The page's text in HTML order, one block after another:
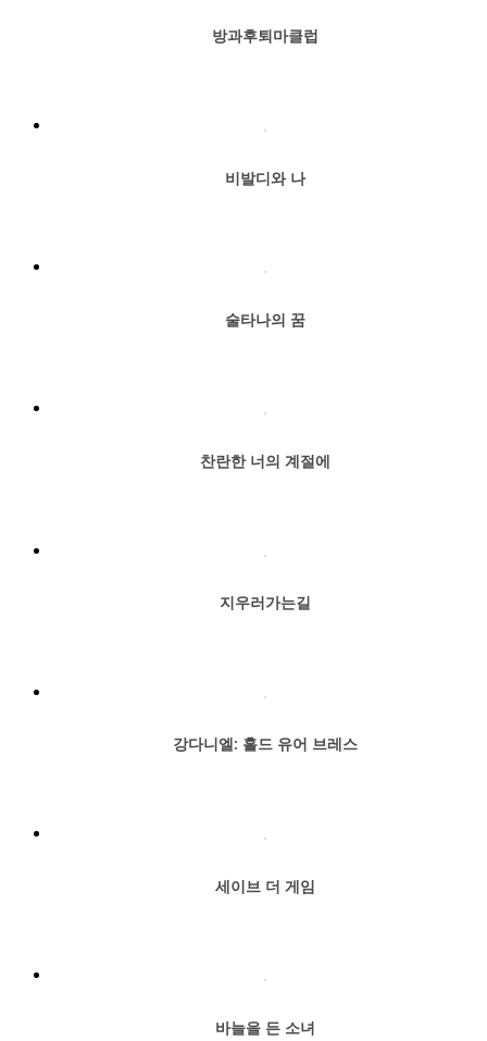
방과후퇴마클럽
비발디와 나
술타나의 꿈
찬란한 너의 계절에
지우러가는길
강다니엘: 홀드 유어 브레스
세이브 더 게임
바늘을 든 소녀